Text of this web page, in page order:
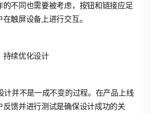
的不同也需要被考虑，按钮和链接应足
触屏设备上进行交互。
持续优化设计
计并不是一成不变的过程。在产品上线
反馈并进行测试是确保设计成功的关